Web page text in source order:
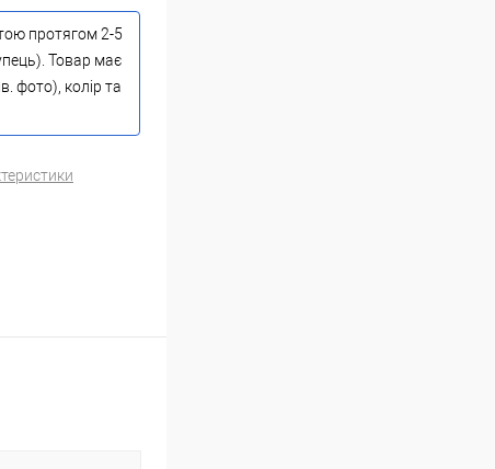
протягом 2-5
Товар має
фото), колір та